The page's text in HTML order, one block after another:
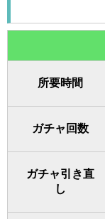
所要時間
ガチャ回数
ガチャ引き直
し